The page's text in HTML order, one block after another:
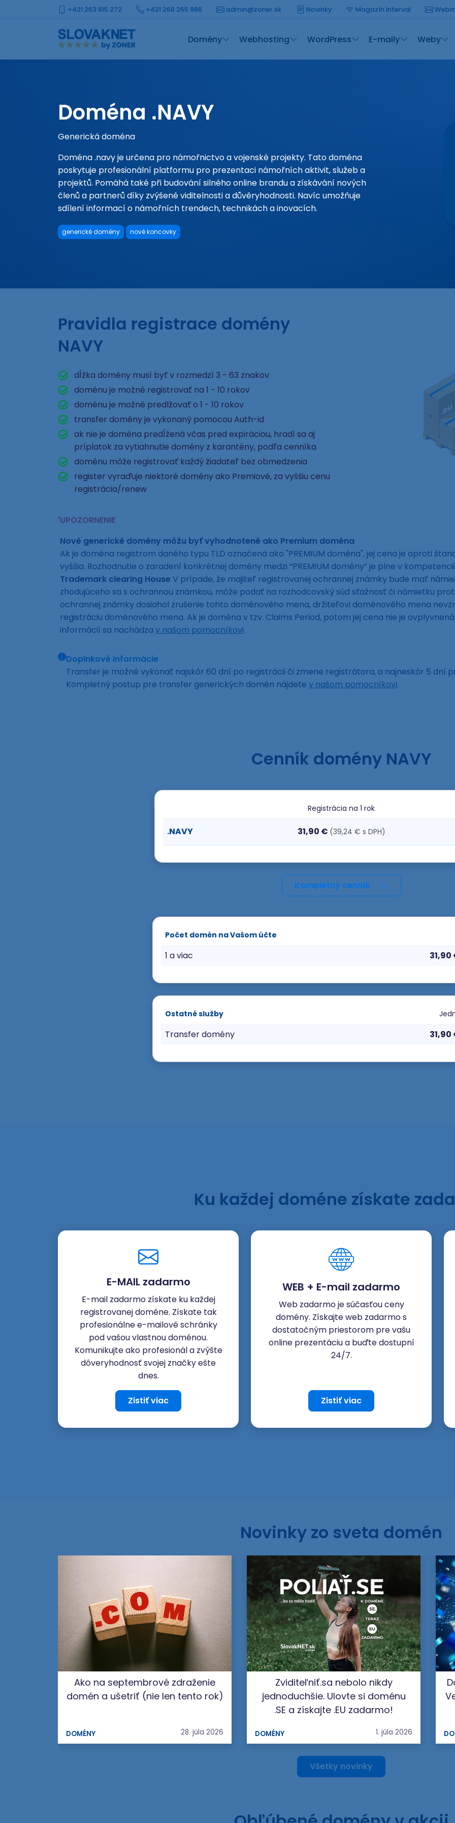
+421 263 815 272 +421 268 265 986 admin@zoner.sk Novinky Magazín Interval
Domény Webhosting WordPress E-maily Weby
Doména .NAVY
Generická doména
Doména .navy je určena pro námořnictvo a vojenské projekty. Tato doména
poskytuje profesionální platformu pro prezentaci námořních aktivit, služeb a
projektů. Pomáhá také při budování silného online brandu a získávání nových
členů a partnerů díky zvýšené viditelnosti a důvěryhodnosti. Navíc umožňuje
sdílení informací o námořních trendech, technikách a inovacích.
generické domény nové koncovky
Pravidla registrace domény
NAVY
dĺžka domény musí byť v rozmedzí 3 - 63 znakov
doménu je možné registrovať na 1 - 10 rokov
doménu je možné predlžovať o 1 - 10 rokov
transfer domény je vykonaný pomocou Auth-id
ak nie je doména predĺžená včas pred expiráciou, hradí sa aj
príplatok za vytiahnutie domény z karantény, podľa cenníka
doménu môže registrovať každý žiadateľ bez obmedzenia
register vyraďuje niektoré domény ako Premiové, za vyššiu cenu
registrácia/renew
UPOZORNENIE
Nové generické domény môžu byť vyhodnotené ako Premium doména
Ak je doména registrom daného typu TLD označená ako "PREMIUM doména", jej cena je oproti
vyššia. Rozhodnutie o zaradení konkrétnej domény medzi “PREMIUM domény” je plne v
Trademark clearing House V prípade, že majiteľ registrovanej ochrannej známky bude mať
zhodujúceho sa s ochrannou známkou, môže podať na rozhodcovský súd sťažnosť či námietku
ochrannej známky dosiahol zrušenie tohto doménového mena, držiteľovi doménového mena
registráciu doménového mena. Ak je doména v tzv. Claims Period, potom jej cena nie je
informácií sa nachádza v našom pomocníkovi.
Doplnkové informácie
Transfer je možné vykonať najskôr 60 dní po registrácii či zmene registrátora, a najneskôr 5 dní
Kompletný postup pre transfer generických domén nájdete v našom pomocníkovi.
Cenník domény NAVY
Registrácia na 1 rok
.NAVY 31,90 € (39,24 € s DPH)
Kompletný cenník
Počet domén na Vašom účte
1 a viac 31,90
Ostatné služby
Transfer domény 31,90
Ku každej doméne získate
E-MAIL zadarmo
E-mail zadarmo získate ku každej
registrovanej doméne. Získate tak
profesionálne e-mailové schránky
pod vašou vlastnou doménou.
Komunikujte ako profesionál a zvýšte
dôveryhodnosť svojej značky ešte
dnes.
Zistiť viac
WEB + E-mail zadarmo
Web zadarmo je súčasťou ceny
domény. Získajte web zadarmo s
dostatočným priestorom pre vašu
online prezentáciu a buďte dostupní
24/7.
Zistiť viac
Novinky zo sveta domén
Ako na septembrové zdraženie
domén a ušetriť (nie len tento rok)
DOMÉNY 28. júla 2026
Zviditeľniť.sa nebolo nikdy
jednoduchšie. Ulovte si doménu
.SE a získajte .EU zadarmo!
DOMÉNY 1. júla 2026
Všetky novinky